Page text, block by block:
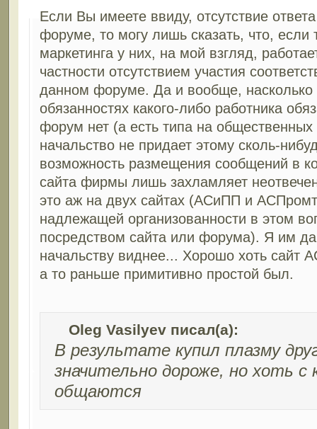
Если Вы имеете ввиду, отсутствие
форуме, то могу лишь сказать, что, если
маркетинга у них, на мой взгляд,
частности отсутствием участия
данном форуме. Да и вообще,
обязанностях какого-либо работника
форум нет (а есть типа на
начальство не придает этому сколь-
возможность размещения сообщений в
сайта фирмы лишь захламляет
это аж на двух сайтах (АСиПП и
надлежащей организованности в этом
посредством сайта или форума). Я им
начальству виднее... Хорошо хоть сайт
а то раньше примитивно простой был.
Oleg Vasilyev писал(а):
В результате купил плазму
значительно дороже, но хоть с
общаются